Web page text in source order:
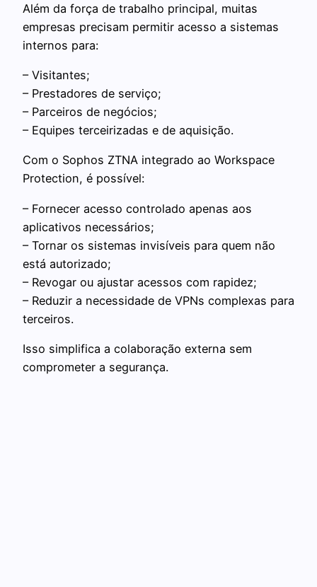
Além da força de trabalho principal, muitas
empresas precisam permitir acesso a sistemas
internos para:
– Visitantes;
– Prestadores de serviço;
– Parceiros de negócios;
– Equipes terceirizadas e de aquisição.
Com o Sophos ZTNA integrado ao Workspace
Protection, é possível:
– Fornecer acesso controlado apenas aos
aplicativos necessários;
– Tornar os sistemas invisíveis para quem não
está autorizado;
– Revogar ou ajustar acessos com rapidez;
– Reduzir a necessidade de VPNs complexas para
terceiros.
Isso simplifica a colaboração externa sem
comprometer a segurança.